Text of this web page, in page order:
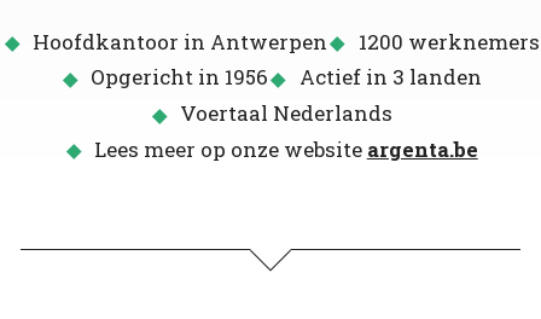
Hoofdkantoor in Antwerpen
1200 werknemers
Opgericht in 1956
Actief in 3 landen
Voertaal Nederlands
Lees meer op onze website argenta.be